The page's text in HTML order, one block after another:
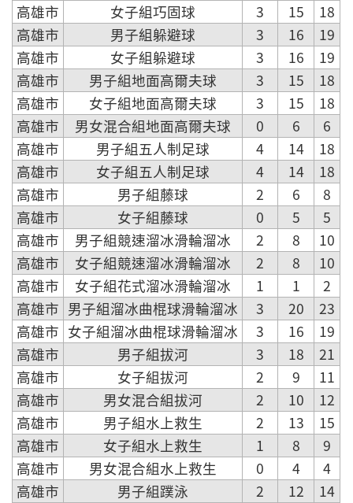
高雄市
女子組巧固球 3 15
18
高雄市
男子組躲避球 3 16
19
高雄市
女子組躲避球 3 16
19
高雄市
男子組地面高爾夫球 3 15
18
高雄市
女子組地面高爾夫球 3 15
18
高雄市
男女混合組地面高爾夫球 0 6
6
高雄市
男子組五人制足球 4 14
18
高雄市
女子組五人制足球 4 14
18
高雄市
男子組藤球 2 6
8
高雄市
女子組藤球 0 5
5
高雄市
男子組競速溜冰滑輪溜冰 2 8
10
高雄市
女子組競速溜冰滑輪溜冰 2 8
10
高雄市
女子組花式溜冰滑輪溜冰 1 1
2
高雄市 男子組溜冰曲棍球滑輪溜冰 3 20
23
高雄市 女子組溜冰曲棍球滑輪溜冰 3 16
19
高雄市
男子組拔河 3 18
21
高雄市
女子組拔河 2 9
11
高雄市
男女混合組拔河 2 10
12
高雄市
男子組水上救生 2 13
15
高雄市
女子組水上救生 1 8
9
高雄市
男女混合組水上救生 0 4
4
高雄市
男子組蹼泳 2 12
14